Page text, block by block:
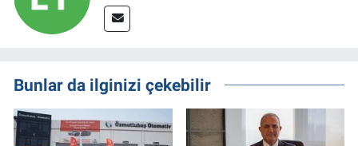
Bunlar da ilginizi çekebilir